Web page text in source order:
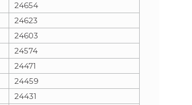
24654
24623
24603
24574
24471
24459
24431